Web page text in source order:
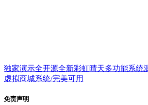
独家演示全开源全新彩虹晴天多功能系统
虚拟商城系统/完美可用
免责声明